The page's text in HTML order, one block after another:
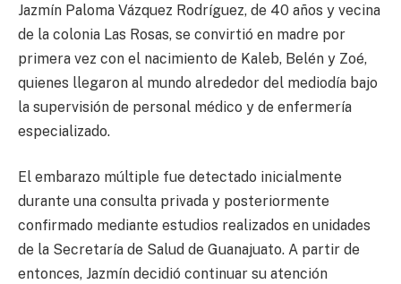
Jazmín Paloma Vázquez Rodríguez, de 40 años y vecina
de la colonia Las Rosas, se convirtió en madre por
primera vez con el nacimiento de Kaleb, Belén y Zoé,
quienes llegaron al mundo alrededor del mediodía bajo
la supervisión de personal médico y de enfermería
especializado.
El embarazo múltiple fue detectado inicialmente
durante una consulta privada y posteriormente
confirmado mediante estudios realizados en unidades
de la Secretaría de Salud de Guanajuato. A partir de
entonces, Jazmín decidió continuar su atención